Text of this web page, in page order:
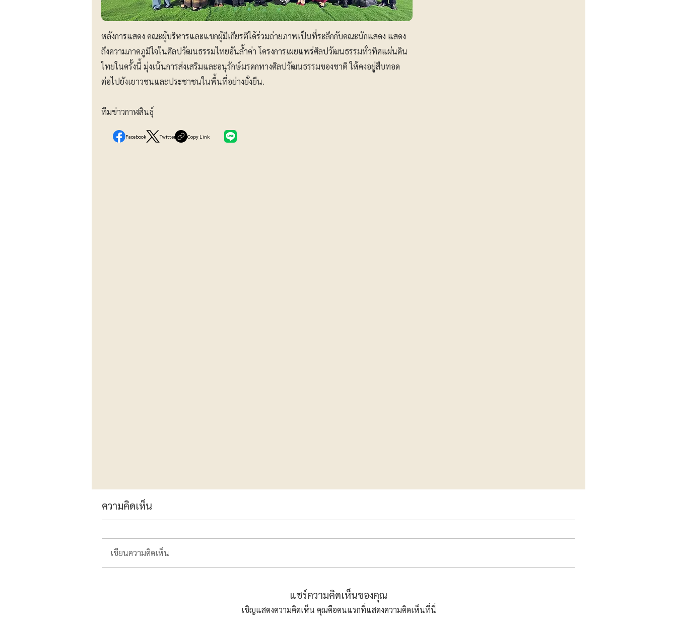
หลังการแสดง คณะผู้บริหารและแขกผู้มีเกียรติได้ร่วมถ่ายภาพเป็นที่ระลึกกับคณะนักแสดง แสดง
ถึงความภาคภูมิใจในศิลปวัฒนธรรมไทยอันล้ำค่า โครงการเผยแพร่ศิลปวัฒนธรรมทั่วทิศแผ่นดิน
ไทยในครั้งนี้ มุ่งเน้นการส่งเสริมและอนุรักษ์มรดกทางศิลปวัฒนธรรมของชาติ ให้คงอยู่สืบทอด
ต่อไปยังเยาวชนและประชาชนในพื้นที่อย่างยั่งยืน.
ทีมข่าวกาฬสินธุ์
Facebook Twitter Copy Link
ความคิดเห็น
เขียนความคิดเห็น
แชร์ความคิดเห็นของคุณ
เชิญแสดงความคิดเห็น คุณคือคนแรกที่แสดงความคิดเห็นที่นี่